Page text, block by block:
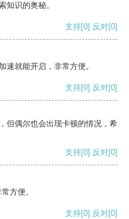
知识的奥秘。
支持[0] 反对[0]
速就能开启，非常方便。
支持[0] 反对[0]
但偶尔也会出现卡顿的情况，希
支持[0] 反对[0]
方便。
支持[0] 反对[0]